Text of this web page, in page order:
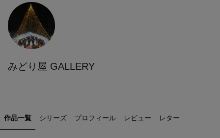
みどり屋 GALLERY
作品一覧 シリーズ プロフィール レビュー レター